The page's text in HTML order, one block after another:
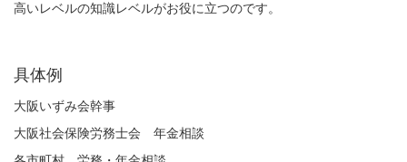
高いレベルの知識レベルがお役に立つのです。
具体例
大阪いずみ会幹事
大阪社会保険労務士会 年金相談